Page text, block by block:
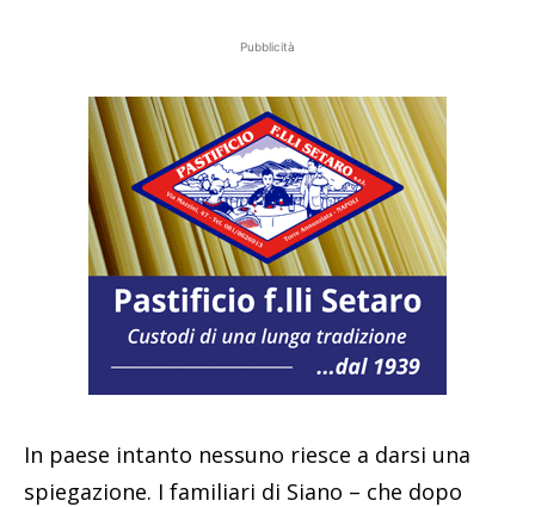
Pubblicità
In paese intanto nessuno riesce a darsi una
spiegazione. I familiari di Siano – che dopo